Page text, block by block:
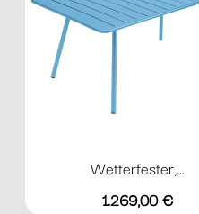
Wetterfester,...
Preis
1.269,00 €